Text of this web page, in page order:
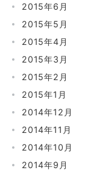
2015年6月
2015年5月
2015年4月
2015年3月
2015年2月
2015年1月
2014年12月
2014年11月
2014年10月
2014年9月